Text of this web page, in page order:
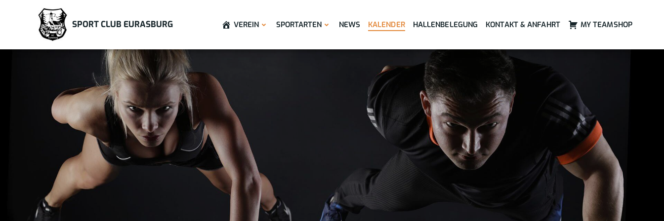
SPORT CLUB EURASBURG VEREIN SPORTARTEN NEWS KALENDER HALLENBELEGUNG KONTAKT & ANFAHRT MY TEAMSHOP